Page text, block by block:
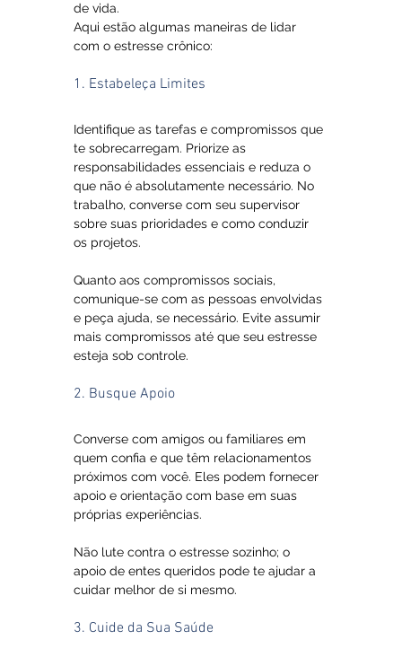
de vida.
Aqui estão algumas maneiras de lidar
com o estresse crônico:
1. Estabeleça Limites
Identifique as tarefas e compromissos que
te sobrecarregam. Priorize as
responsabilidades essenciais e reduza o
que não é absolutamente necessário. No
trabalho, converse com seu supervisor
sobre suas prioridades e como conduzir
os projetos.
Quanto aos compromissos sociais,
comunique-se com as pessoas envolvidas
e peça ajuda, se necessário. Evite assumir
mais compromissos até que seu estresse
esteja sob controle.
2. Busque Apoio
Converse com amigos ou familiares em
quem confia e que têm relacionamentos
próximos com você. Eles podem fornecer
apoio e orientação com base em suas
próprias experiências.
Não lute contra o estresse sozinho; o
apoio de entes queridos pode te ajudar a
cuidar melhor de si mesmo.
3. Cuide da Sua Saúde